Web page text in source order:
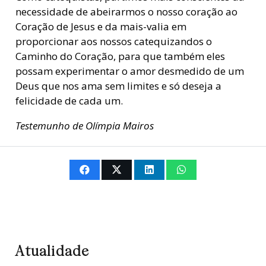
necessidade de abeirarmos o nosso coração ao
Coração de Jesus e da mais-valia em
proporcionar aos nossos catequizandos o
Caminho do Coração, para que também eles
possam experimentar o amor desmedido de um
Deus que nos ama sem limites e só deseja a
felicidade de cada um.
Testemunho de Olímpia Mairos
Atualidade